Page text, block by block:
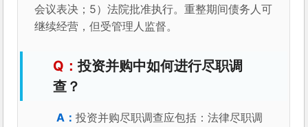
会议表决；5）法院批准执行。重整期间债务人可
继续经营，但受管理人监督。
投资并购中如何进行尽职调
查？
投资并购尽职调查应包括：法律尽职调